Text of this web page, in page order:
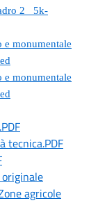
2_ 5k-
monumentale
monumentale
tecnica.PDF
agricole